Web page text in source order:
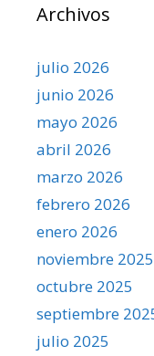
Archivos
julio 2026
junio 2026
mayo 2026
abril 2026
marzo 2026
febrero 2026
enero 2026
noviembre 2025
octubre 2025
septiembre
julio 2025